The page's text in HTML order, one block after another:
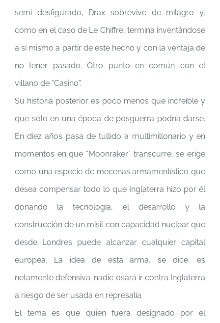
semi desfigurado, Drax sobrevive de milagro y,
como en el caso de Le Chiffre, termina inventándose
a sí mismo a partir de este hecho y con la ventaja de
no tener pasado. Otro punto en común con el
villano de “Casino”.
Su historia posterior es poco menos que increíble y
que solo en una época de posguerra podría darse.
En diez años pasa de tullido a multimillonario y en
momentos en que “Moonraker” transcurre, se erige
como una especie de mecenas armamentístico que
desea compensar todo lo que Inglaterra hizo por él
donando la tecnología, el desarrollo y la
construcción de un misil con capacidad nuclear que
desde Londres puede alcanzar cualquier capital
europea. La idea de esta arma, se dice, es
netamente defensiva: nadie osará ir contra Inglaterra
a riesgo de ser usada en represalia.
El tema es que quien fuera designado por el